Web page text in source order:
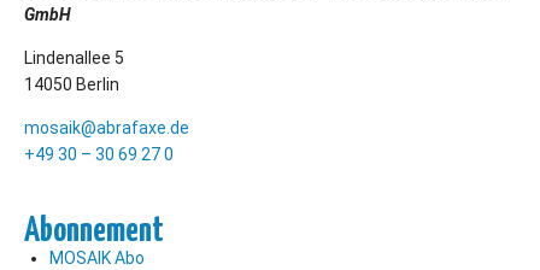
GmbH
Lindenallee 5
14050 Berlin
mosaik@abrafaxe.de
+49 30 – 30 69 27 0
Abonnement
MOSAIK Abo